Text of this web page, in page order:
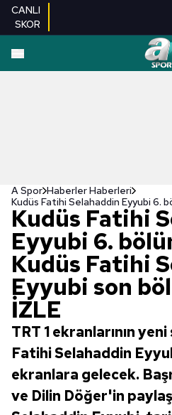
CANLI
SKOR
A Spor Haberler Haberleri
Kudüs Fatihi
Eyyubi 6.
Kudüs Fatihi
Eyyubi son
İZLE
TRT 1 ekranlarının
Fatihi Selahaddin
ekranlara gelecek.
ve Dilin Döğer'in